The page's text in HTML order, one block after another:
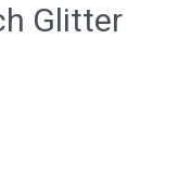
Glitter